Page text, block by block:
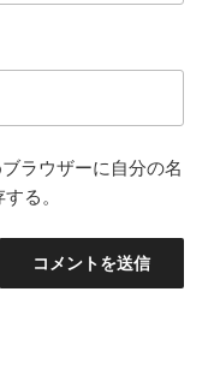
ラウザーに自分の名
る。